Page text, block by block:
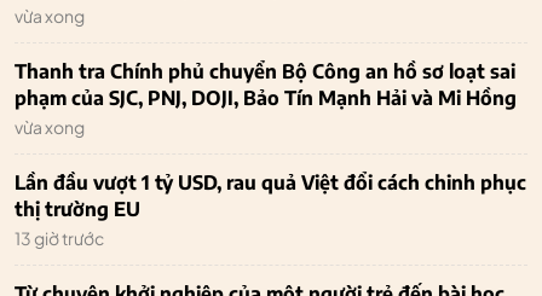
vừa xong
Thanh tra Chính phủ chuyển Bộ Công an hồ sơ loạt sai
phạm của SJC, PNJ, DOJI, Bảo Tín Mạnh Hải và Mi Hồng
vừa xong
Lần đầu vượt 1 tỷ USD, rau quả Việt đổi cách chinh phục
thị trường EU
13 giờ trước